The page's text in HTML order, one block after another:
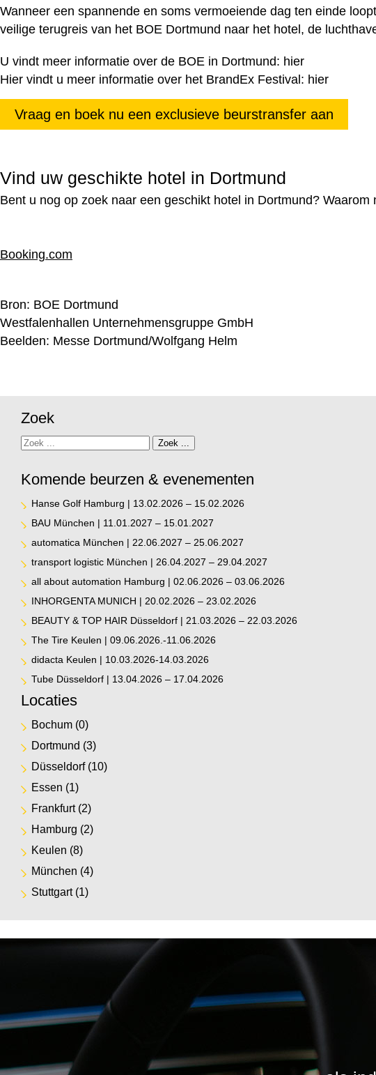
Wanneer een spannende en soms vermoeiende dag ten einde
veilige terugreis van het BOE Dortmund naar het hotel, de
U vindt meer informatie over de BOE in Dortmund: hier
Hier vindt u meer informatie over het BrandEx Festival: hier
Vraag en boek nu een exclusieve beurstransfer aan
Vind uw geschikte hotel in Dortmund
Bent u nog op zoek naar een geschikt hotel in Dortmund?
Booking.com
Bron: BOE Dortmund
Westfalenhallen Unternehmensgruppe GmbH
Beelden: Messe Dortmund/Wolfgang Helm
Zoek
Zoek Zoek ...
Komende beurzen & evenementen
Hanse Golf Hamburg | 13.02.2026 – 15.02.2026
BAU München | 11.01.2027 – 15.01.2027
automatica München | 22.06.2027 – 25.06.2027
transport logistic München | 26.04.2027 – 29.04.2027
all about automation Hamburg | 02.06.2026 – 03.06.2026
INHORGENTA MUNICH | 20.02.2026 – 23.02.2026
BEAUTY & TOP HAIR Düsseldorf | 21.03.2026 – 22.03.2026
The Tire Keulen | 09.06.2026.-11.06.2026
didacta Keulen | 10.03.2026-14.03.2026
Tube Düsseldorf | 13.04.2026 – 17.04.2026
Locaties
Bochum (0)
Dortmund (3)
Düsseldorf(10)
Essen (1)
Frankfurt(2)
Hamburg (2)
Keulen (8)
München (4)
Stuttgart(1)